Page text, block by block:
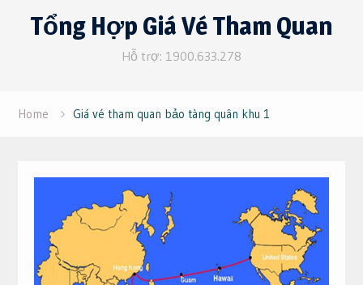
contentTổng Hợp Giá Vé Tham Quan
Hỗ trợ: 1900.633.278
Home Giá vé tham quan bảo tàng quân khu 1